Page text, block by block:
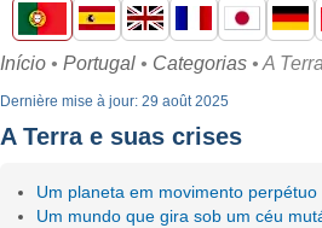
Início • Portugal • Categorias • A
Dernière mise à jour: 29 août 2025
A Terra e suas crises
Um planeta em movimento perpétuo
Um mundo que gira sob um céu